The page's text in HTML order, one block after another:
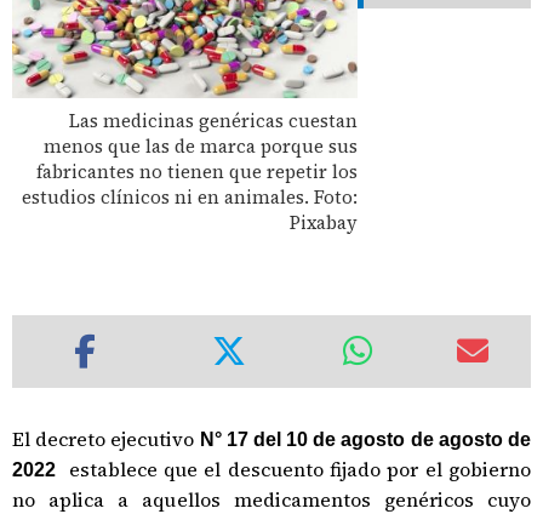
Las medicinas genéricas cuestan
menos que las de marca porque sus
fabricantes no tienen que repetir los
estudios clínicos ni en animales. Foto:
Pixabay
El decreto ejecutivo N° 17 del 10 de agosto de agosto de
2022
establece que el descuento fijado por el gobierno
no aplica a aquellos medicamentos genéricos cuyo